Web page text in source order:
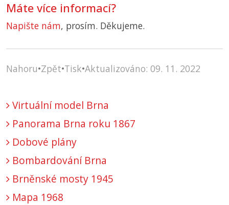
Máte více informací?
Napište nám, prosím. Děkujeme.
Nahoru•Zpět•Tisk•Aktualizováno: 09. 11. 2022
Virtuální model Brna
Panorama Brna roku 1867
Dobové plány
Bombardování Brna
Brněnské mosty 1945
Mapa 1968